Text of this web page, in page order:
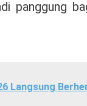
panggung
Langsung